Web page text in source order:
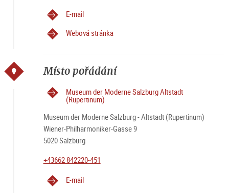
E-mail
Webová stránka
Místo pořádání
Museum der Moderne Salzburg Altstadt
(Rupertinum)
Museum der Moderne Salzburg - Altstadt (Rupertinum)
Wiener-Philharmoniker-Gasse 9
5020 Salzburg
+43662 842220-451
E-mail